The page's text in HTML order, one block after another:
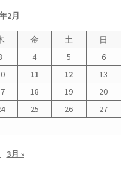
に反対します
人 増えているのか！？
発は大丈夫と言う人々
2月
金 土
日
4 5
6
11 12
13
18 19
20
25 26
27
3月 »